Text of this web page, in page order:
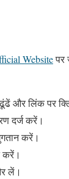
Websiteपर
और लिंक पर
दर्ज करें।
करें।
करें।
लें।